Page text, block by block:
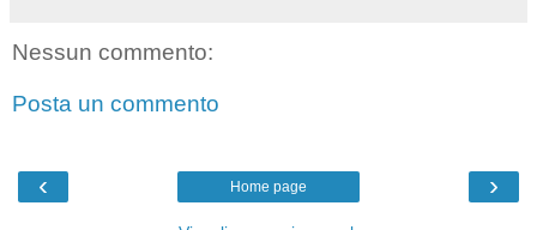
Nessun commento:
Posta un commento
‹ ›
Home page